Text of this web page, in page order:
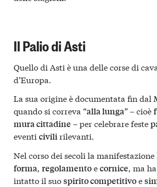
Il Palio di Asti
Quello di Asti è una delle corse di
d’Europa.
La sua origine è documentata fin dal
quando si correva “alla lunga” – cioè
mura cittadine – per celebrare feste
eventi civilirilevanti.
Nel corso dei secoli la
forma, regolamentoecornice, ma
intatto il suospirito competitivoe